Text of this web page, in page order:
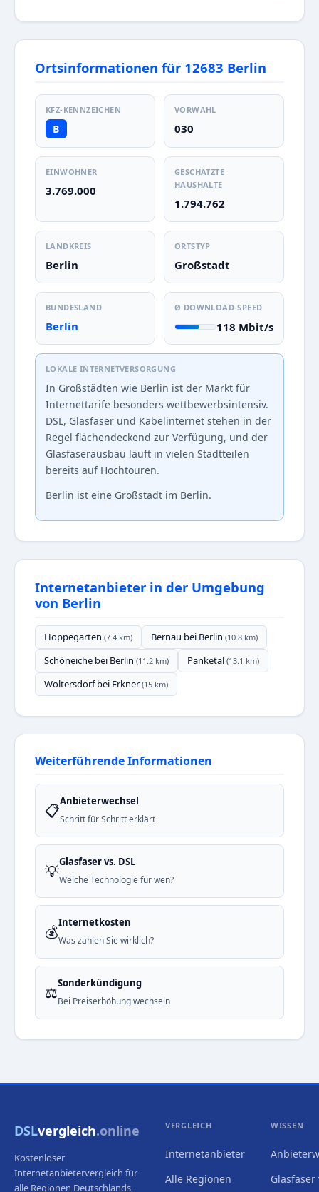
Ortsinformationen für 12683 Berlin
KFZ-KENNZEICHEN
B
VORWAHL
030
EINWOHNER
3.769.000
GESCHÄTZTE
HAUSHALTE
1.794.762
LANDKREIS
Berlin
ORTSTYP
Großstadt
BUNDESLAND
Berlin
Ø DOWNLOAD-SPEED
118 Mbit/s
LOKALE INTERNETVERSORGUNG
In Großstädten wie Berlin ist der Markt für
Internettarife besonders wettbewerbsintensiv.
DSL, Glasfaser und Kabelinternet stehen in der
Regel flächendeckend zur Verfügung, und der
Glasfaserausbau läuft in vielen Stadtteilen
bereits auf Hochtouren.
Berlin ist eine Großstadt im Berlin.
Internetanbieter in der Umgebung
von Berlin
Hoppegarten (7.4 km) Bernau bei Berlin (10.8 km)
Schöneiche bei Berlin (11.2 km) Panketal (13.1 km)
Woltersdorf bei Erkner(15 km)
Weiterführende Informationen
📋Anbieterwechsel
Schritt für Schritt erklärt
💡Glasfaser vs. DSL
Welche Technologie für wen?
💰Internetkosten
Was zahlen Sie wirklich?
⚖️Sonderkündigung
Bei Preiserhöhung wechseln
DSLvergleich.online
Kostenloser
Internetanbietervergleich für
alle Regionen Deutschlands,
VERGLEICH
Internetanbieter
Alle Regionen
WISSEN
Glasfaser